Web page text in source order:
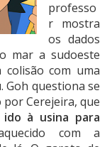
professo
r mostra
os dados
mar a sudoeste
colisão com uma
Goh questiona se
Cerejeira, que
à usina para
com a